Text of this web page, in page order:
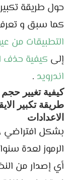
حول طريقة تكبير
كما سبق و
التطبيقات من
إلى كيفية حذف
اندرويد .
كيفية تغيير حجم
طريقة تكبير
الاعدادات
بشكل افتراضي ،
الرموز لعدة